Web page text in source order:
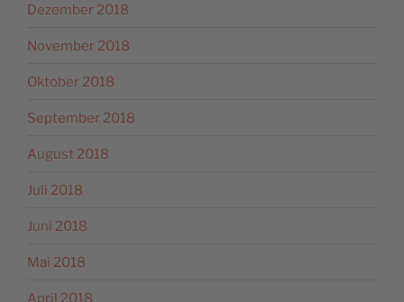
Dezember 2018
November 2018
Oktober 2018
September 2018
August 2018
Juli 2018
Juni 2018
Mai 2018
April 2018